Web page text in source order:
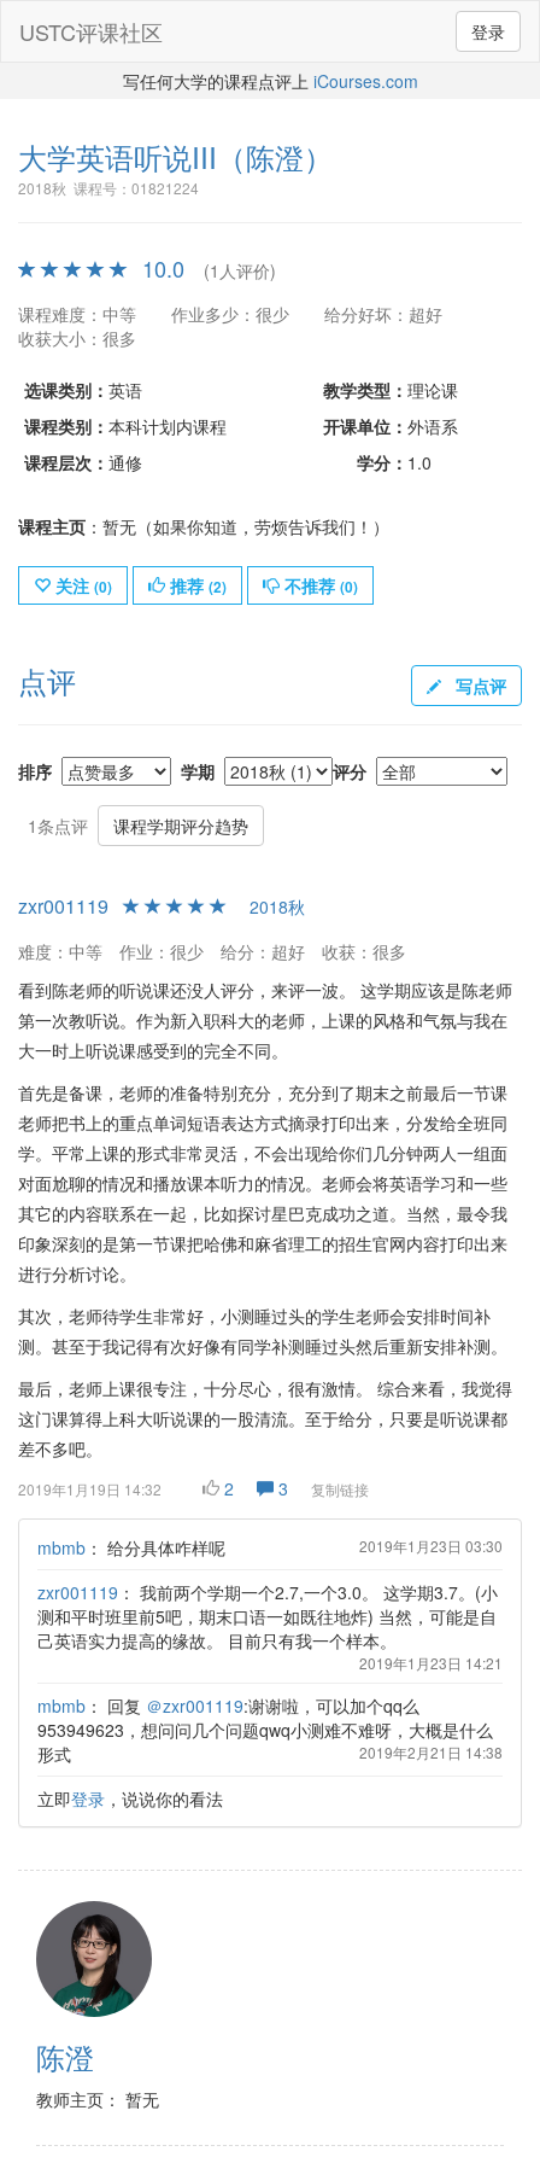
登录
USTC评课社区
写任何大学的课程点评上 iCourses.com
大学英语听说III （陈澄）
2018秋 课程号：01821224
10.0
(1人评价)
课程难度：中等
作业多少：很少
给分好坏：超好
收获大小：很多
选课类别： 英语 教学类型： 理论课
课程类别： 本科计划内课程 开课单位： 外语系
课程层次： 通修 学分： 1.0
课程主页 ：暂无（如果你知道，劳烦告诉我们！）
关注 (0) 推荐 (2) 不推荐 (0)
点评 写点评
排序 学期 评分
1条点评 课程学期评分趋势
zxr001119
2018秋
难度：中等
作业：很少 给分：超好
收获：很多
看到陈老师的听说课还没人评分，来评一波。 这学期应该是陈老师
第一次教听说。作为新入职科大的老师，上课的风格和气氛与我在
大一时上听说课感受到的完全不同。
首先是备课，老师的准备特别充分，充分到了期末之前最后一节课
老师把书上的重点单词短语表达方式摘录打印出来，分发给全班同
学。平常上课的形式非常灵活，不会出现给你们几分钟两人一组面
对面尬聊的情况和播放课本听力的情况。老师会将英语学习和一些
其它的内容联系在一起，比如探讨星巴克成功之道。当然，最令我
印象深刻的是第一节课把哈佛和麻省理工的招生官网内容打印出来
进行分析讨论。
其次，老师待学生非常好，小测睡过头的学生老师会安排时间补
测。甚至于我记得有次好像有同学补测睡过头然后重新安排补测。
最后，老师上课很专注，十分尽心，很有激情。 综合来看，我觉得
这门课算得上科大听说课的一股清流。至于给分，只要是听说课都
差不多吧。
2019年1月19日 14:32 2 3 复制链接
mbmb ： 给分具体咋样呢 2019年1月23日 03:30
zxr001119 ： 我前两个学期一个2.7,一个3.0。 这学期3.7。(小
测和平时班里前5吧，期末口语一如既往地炸) 当然，可能是自
己英语实力提高的缘故。 目前只有我一个样本。
2019年1月23日 14:21
mbmb ： 回复 ＠zxr001119:谢谢啦，可以加个qq么
953949623，想问问几个问题qwq小测难不难呀，大概是什么
形式
2019年2月21日 14:38
立即登录 ，说说你的看法
陈澄
教师主页： 暂无